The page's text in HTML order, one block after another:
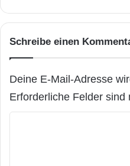
Schreibe einen
Deine E-Mail-Adresse
Erforderliche Felder sind